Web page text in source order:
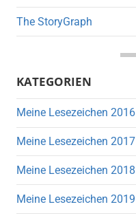
The StoryGraph
KATEGORIEN
Meine Lesezeichen 2016
Meine Lesezeichen 2017
Meine Lesezeichen 2018
Meine Lesezeichen 2019